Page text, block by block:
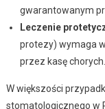
gwarantowanym
Leczenie
protezy) wymaga
przez kasę chorych.
W większości
stomatologicznego w